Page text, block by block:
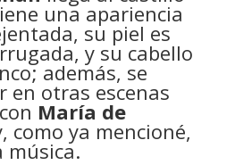
una apariencia
su piel es
y su cabello
además, se
en otras escenas
María de
como ya mencioné,
música.